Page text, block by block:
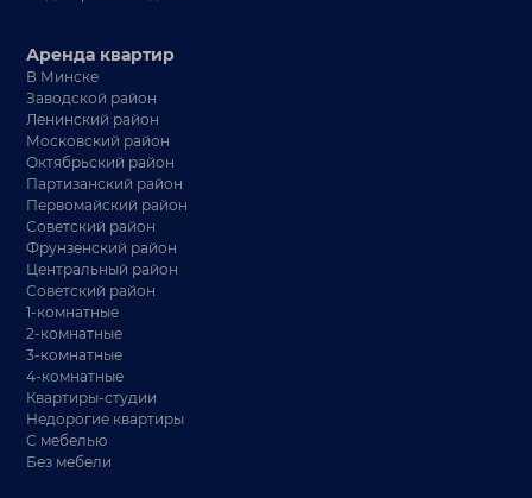
Аренда квартир
В Минске
Заводской район
Ленинский район
Московский район
Октябрьский район
Партизанский район
Первомайский район
Советский район
Фрунзенский район
Центральный район
Советский район
1-комнатные
2-комнатные
3-комнатные
4-комнатные
Квартиры-студии
Недорогие квартиры
С мебелью
Без мебели